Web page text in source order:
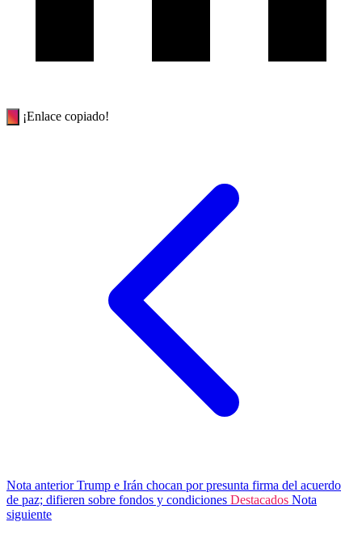
¡Enlace copiado!
Nota anteriorTrump e Irán chocan por presunta firma del acuerdo
de paz; difieren sobre fondos y condiciones Destacados Nota
siguiente